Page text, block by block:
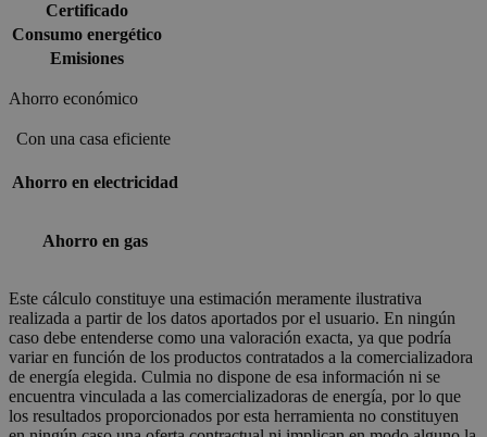
Certificado
Consumo energético
Emisiones
Ahorro económico
Con una casa eficiente
Ahorro en electricidad
Ahorro en gas
Este cálculo constituye una estimación meramente ilustrativa
realizada a partir de los datos aportados por el usuario. En ningún
caso debe entenderse como una valoración exacta, ya que podría
variar en función de los productos contratados a la comercializadora
de energía elegida. Culmia no dispone de esa información ni se
encuentra vinculada a las comercializadoras de energía, por lo que
los resultados proporcionados por esta herramienta no constituyen